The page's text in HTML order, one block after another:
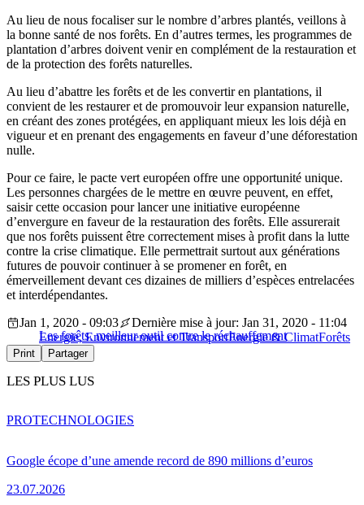
Au lieu de nous focaliser sur le nombre d’arbres plantés, veillons à
la bonne santé de nos forêts. En d’autres termes, les programmes de
plantation d’arbres doivent venir en complément de la restauration et
de la protection des forêts naturelles.
Au lieu d’abattre les forêts et de les convertir en plantations, il
convient de les restaurer et de promouvoir leur expansion naturelle,
en créant des zones protégées, en appliquant mieux les lois déjà en
vigueur et en prenant des engagements en faveur d’une déforestation
nulle.
Pour ce faire, le pacte vert européen offre une opportunité unique.
Les personnes chargées de le mettre en œuvre peuvent, en effet,
saisir cette occasion pour lancer une initiative européenne
d’envergure en faveur de la restauration des forêts. Elle assurerait
que nos forêts puissent être correctement mises à profit dans la lutte
contre la crise climatique. Elle permettrait surtout aux générations
futures de pouvoir continuer à se promener en forêt, en
émerveillement devant ces dizaines de milliers d’espèces entrelacées
et interdépendantes.
Les forêts, meilleur outil contre le réchauffement
Jan 1, 2020 - 09:03
Dernière mise à jour: Jan 31, 2020 - 11:04
Energie, Environnement et TransportEnergie & ClimatForêts
Print Partager
LES PLUS LUS
Google écope d’une amende record de 890 millions d’euros
23.07.2026
PROTECHNOLOGIES